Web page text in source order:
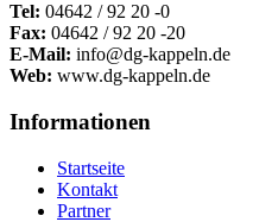
Tel: 04642 / 92 20 -0
Fax: 04642 / 92 20 -20
E-Mail: info@dg-kappeln.de
Web: www.dg-kappeln.de
Informationen
Startseite
Kontakt
Partner